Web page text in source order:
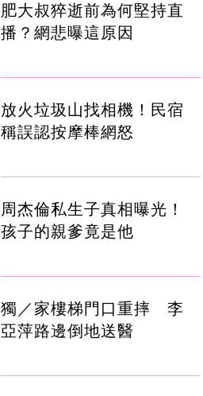
肥大叔猝逝前為何堅持直
播？網悲曝這原因
放火垃圾山找相機！民宿
稱誤認按摩棒網怒
周杰倫私生子真相曝光！
孩子的親爹竟是他
獨／家樓梯門口重摔 李
亞萍路邊倒地送醫